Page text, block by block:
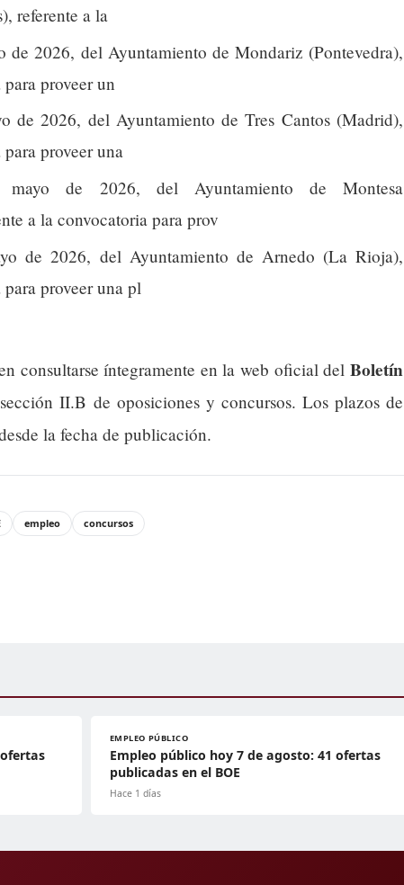
referente a la
de 2026, del Ayuntamiento de Mondariz (Pontevedra),
proveer un
de 2026, del Ayuntamiento de Tres Cantos (Madrid),
proveer una
de 2026, del Ayuntamiento de Montesa
a la convocatoria para prov
de 2026, del Ayuntamiento de Arnedo (La Rioja),
proveer una pl
consultarse íntegramente en la web oficial del Boletín
II.B de oposiciones y concursos. Los plazos de
la fecha de publicación.
empleo concursos
EMPLEO PÚBLICO
Empleo público hoy 7 de agosto: 41 ofertas
publicadas en el BOE
Hace 1 días